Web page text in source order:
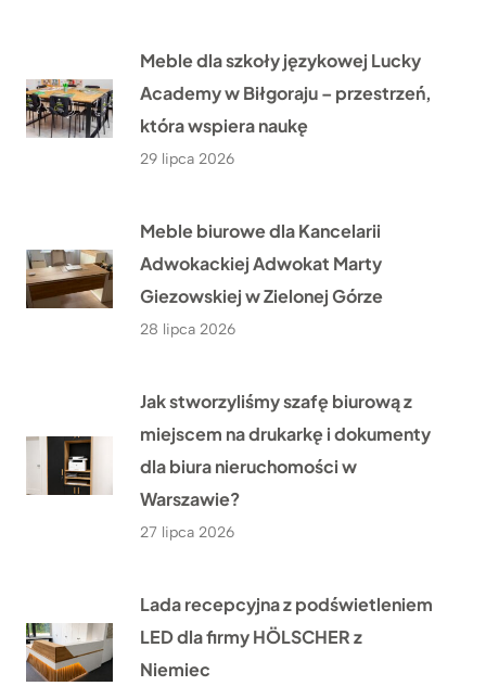
Meble dla szkoły językowej Lucky
Academy w Biłgoraju – przestrzeń,
która wspiera naukę
29 lipca 2026
Meble biurowe dla Kancelarii
Adwokackiej Adwokat Marty
Giezowskiej w Zielonej Górze
28 lipca 2026
Jak stworzyliśmy szafę biurową z
miejscem na drukarkę i dokumenty
dla biura nieruchomości w
Warszawie?
27 lipca 2026
Lada recepcyjna z podświetleniem
LED dla firmy HÖLSCHER z
Niemiec